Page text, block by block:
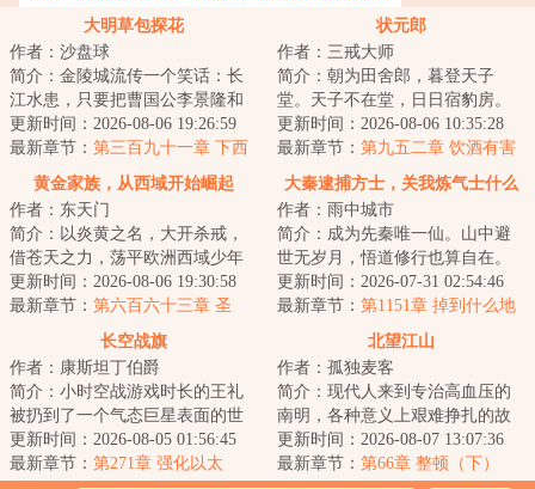
大明草包探花
作者：沙盘球
简介：金陵城流传一个笑话：长
江水患，只要把曹国公李景隆和
小方探花一起丢水里，就能堵住
河道了。毕竟两...
更新时间：2026-08-06 19:26:59
最新章节： 第三百九十一章 下西
状元郎
作者：三戒大师
简介：朝为田舍郎，暮登天子
堂。天子不在堂，日日宿豹房。
~~~~~~唐寅：义父拯救了我。王
守仁：要不是他救...
更新时间：2026-08-06 10:35:28
最新章节： 第九五二章 饮酒有害
健康
黄金家族，从西域开始崛起
作者：东天门
简介：以炎黄之名，大开杀戒，
借苍天之力，荡平欧洲西域少年
李骁，以家族为，大炼钢铁，铸
造火炮，屯兵牧...
更新时间：2026-08-06 19:30:58
最新章节： 第六百六十三章 圣
大秦逮捕方士，关我炼气士什么
作者：雨中城市
简介：成为先秦唯一仙。山中避
世无岁月，悟道修行也算自在。
为了炼丹，使用术法趋势万灵野
兽采来灵草。作...
更新时间：2026-07-31 02:54:46
最新章节： 第1151章 掉到什么地
长空战旗
作者：康斯坦丁伯爵
简介：小时空战游戏时长的王礼
被扔到了一个气态巨星表面的世
界，这是个所有人都生活在飞船
上的世界，飞行...
更新时间：2026-08-05 01:56:45
最新章节： 第271章 强化以太
北望江山
作者：孤独麦客
简介：现代人来到专治高血压的
南明，各种意义上艰难挣扎的故
事。...
更新时间：2026-08-07 13:07:36
最新章节： 第66章 整顿（下）